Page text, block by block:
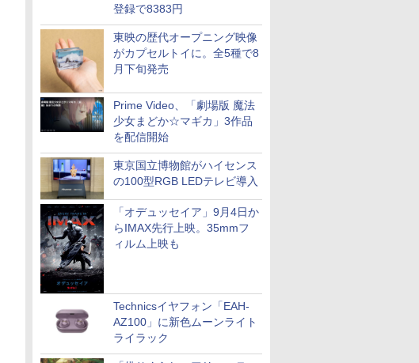
登録で8383円
東映の歴代オープニング映像
がカプセルトイに。全5種で8
月下旬発売
Prime Video、「劇場版 魔法
少女まどか☆マギカ」3作品
を配信開始
東京国立博物館がハイセンス
の100型RGB LEDテレビ導入
「オデュッセイア」9月4日か
らIMAX先行上映。35mmフ
ィルム上映も
Technicsイヤフォン「EAH-
AZ100」に新色ムーンライト
ライラック